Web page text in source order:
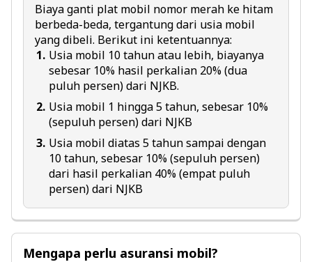
Biaya ganti plat mobil nomor merah ke hitam
berbeda-beda, tergantung dari usia mobil
yang dibeli. Berikut ini ketentuannya:
Usia mobil 10 tahun atau lebih, biayanya
sebesar 10% hasil perkalian 20% (dua
puluh persen) dari NJKB.
Usia mobil 1 hingga 5 tahun, sebesar 10%
(sepuluh persen) dari NJKB
Usia mobil diatas 5 tahun sampai dengan
10 tahun, sebesar 10% (sepuluh persen)
dari hasil perkalian 40% (empat puluh
persen) dari NJKB
Mengapa perlu asuransi mobil?